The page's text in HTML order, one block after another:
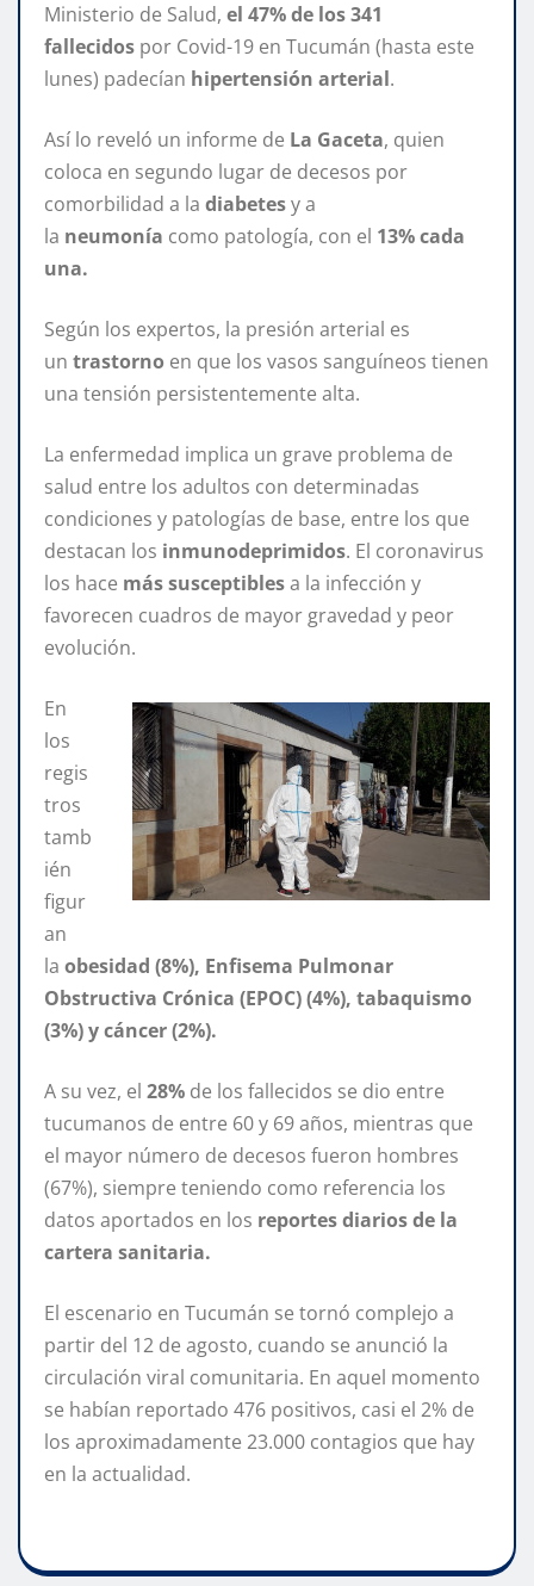
Ministerio de Salud, el 47% de los 341
fallecidos por Covid-19 en Tucumán (hasta este
lunes) padecían hipertensión arterial.
Así lo reveló un informe de La Gaceta, quien
coloca en segundo lugar de decesos por
comorbilidad a la diabetesy a
la neumonía como patología, con el 13% cada
una.
Según los expertos, la presión arterial es
un trastorno en que los vasos sanguíneos tienen
una tensión persistentemente alta.
La enfermedad implica un grave problema de
salud entre los adultos con determinadas
condiciones y patologías de base, entre los que
destacan los inmunodeprimidos. El coronavirus
los hace más susceptiblesa la infección y
favorecen cuadros de mayor gravedad y peor
evolución.
En
los
regis
tros
tamb
ién
figur
an
la obesidad (8%), Enfisema Pulmonar
Obstructiva Crónica (EPOC) (4%), tabaquismo
(3%) y cáncer (2%).
A su vez, el 28% de los fallecidos se dio entre
tucumanos de entre 60 y 69 años, mientras que
el mayor número de decesos fueron hombres
(67%), siempre teniendo como referencia los
datos aportados en los reportes diarios de la
cartera sanitaria.
El escenario en Tucumán se tornó complejo a
partir del 12 de agosto, cuando se anunció la
circulación viral comunitaria. En aquel momento
se habían reportado 476 positivos, casi el 2% de
los aproximadamente 23.000 contagios que hay
en la actualidad.